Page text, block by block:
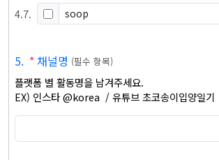
4.7. soop
5. * 채널명 (필수 항목)
플랫폼 별 활동명을 남겨주세요.
EX) 인스타 @korea  / 유튜브 초코송이입양일기